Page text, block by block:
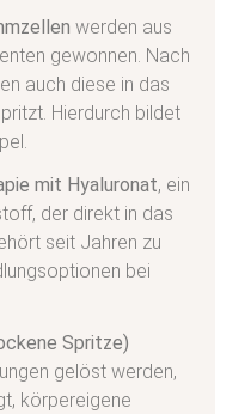
werden aus
gewonnen. Nach
auch diese in das
Hierdurch bildet
mit Hyaluronat, ein
der direkt in das
seit Jahren zu
bei
Spritze)
gelöst werden,
körpereigene